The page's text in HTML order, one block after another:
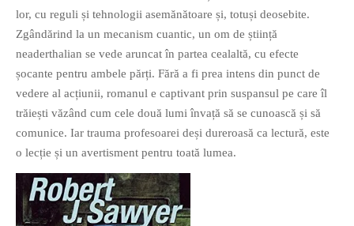
confunda cu dragostea,
cinismul cu idealismul si
poezia cu umorul.
lor, cu reguli și tehnologii asemănătoare și, totuși deosebite.
Zgândărind la un mecanism cuantic, un om de știință
neaderthalian se vede aruncat în partea cealaltă, cu efecte
șocante pentru ambele părți. Fără a fi prea intens din punct de
vedere al acțiunii, romanul e captivant prin suspansul pe care îl
trăiești văzând cum cele două lumi învață să se cunoască și să
comunice. Iar trauma profesoarei deși dureroasă ca lectură, este
o lecție și un avertisment pentru toată lumea.